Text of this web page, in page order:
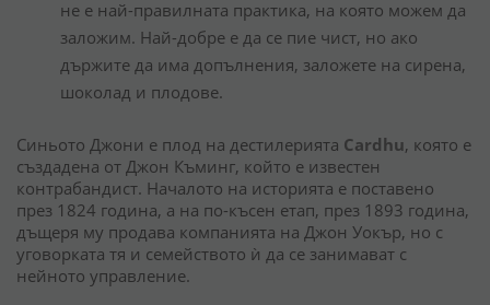
не е най-правилната практика, на която можем да
заложим. Най-добре е да се пие чист, но ако
държите да има допълнения, заложете на сирена,
шоколад и плодове.
Синьото Джони е плод на дестилерията Cardhu, която е
създадена от Джон Къминг, който е известен
контрабандист. Началото на историята е поставено
през 1824 година, а на по-късен етап, през 1893 година,
дъщеря му продава компанията на Джон Уокър, но с
уговорката тя и семейството ѝ да се занимават с
нейното управление.